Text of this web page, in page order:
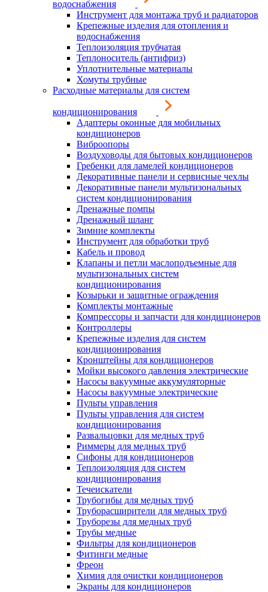
водоснабжения
Инструмент для монтажа труб и радиаторов
Крепежные изделия для отопления и
водоснабжения
Теплоизоляция трубчатая
Теплоноситель (антифриз)
Уплотнительные материалы
Хомуты трубные
Расходные материалы для систем
кондиционирования
Адаптеры оконные для мобильных
кондиционеров
Виброопоры
Воздуховоды для бытовых кондиционеров
Гребенки для ламелей кондиционеров
Декоративные панели и сервисные чехлы
Декоративные панели мультизональных
систем кондиционирования
Дренажные помпы
Дренажный шланг
Зимние комплекты
Инструмент для обработки труб
Кабель и провод
Клапаны и петли маслоподъемные для
мультизональных систем
кондиционирования
Козырьки и защитные ограждения
Комплекты монтажные
Компрессоры и запчасти для кондиционеров
Контроллеры
Крепежные изделия для систем
кондиционирования
Кронштейны для кондиционеров
Мойки высокого давления электрические
Насосы вакуумные аккумуляторные
Насосы вакуумные электрические
Пульты управления
Пульты управления для систем
кондиционирования
Развальцовки для медных труб
Риммеры для медных труб
Сифоны для кондиционеров
Теплоизоляция для систем
кондиционирования
Течеискатели
Трубогибы для медных труб
Труборасширители для медных труб
Труборезы для медных труб
Трубы медные
Фильтры для кондиционеров
Фитинги медные
Фреон
Химия для очистки кондиционеров
Экраны для кондиционеров